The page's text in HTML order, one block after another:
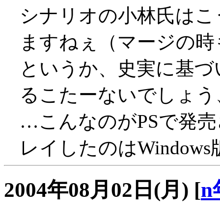
シナリオの小林氏は
ますねぇ（マージの
というか、史実に基
るこたーないでしょ
…こんなのがPSで発
レイしたのはWindows
2004年08月02日(月) [n